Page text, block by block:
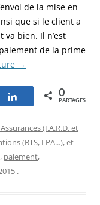
de la mise en
que si le client a
va bien. Il n’est
de la prime
→
Partagez 0
PARTAGES
(I.A.R.D. et
(BTS, LPA...), et
, paiement,
.